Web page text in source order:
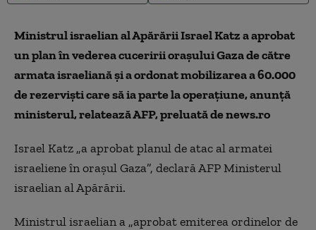
Ministrul israelian al Apărării Israel Katz a aprobat
un plan în vederea cuceririi oraşului Gaza de către
armata israeliană şi a ordonat mobilizarea a 60.000
de rezervişti care să ia parte la operaţiune, anunţă
ministerul, relatează AFP, preluată de news.ro
Israel Katz „a aprobat planul de atac al armatei
israeliene în oraşul Gaza”, declară AFP Ministerul
israelian al Apărării.
Ministrul israelian a „aprobat emiterea ordinelor de